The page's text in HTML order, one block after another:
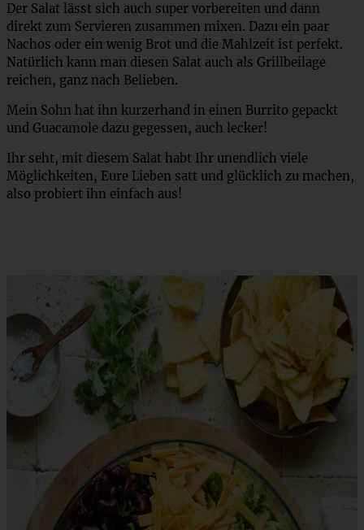
Der Salat lässt sich auch super vorbereiten und dann
direkt zum Servieren zusammen mixen. Dazu ein paar
Nachos oder ein wenig Brot und die Mahlzeit ist perfekt.
Natürlich kann man diesen Salat auch als Grillbeilage
reichen, ganz nach Belieben.
Mein Sohn hat ihn kurzerhand in einen Burrito gepackt
und Guacamole dazu gegessen, auch lecker!
Ihr seht, mit diesem Salat habt Ihr unendlich viele
Möglichkeiten, Eure Lieben satt und glücklich zu machen,
also probiert ihn einfach aus!